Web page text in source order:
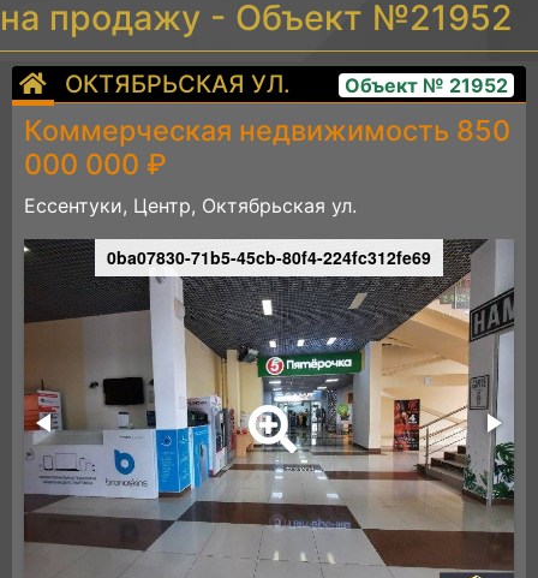
на продажу - Объект №21952
ОКТЯБРЬСКАЯ УЛ. Объект № 21952
Коммерческая недвижимость 850
000 000 ₽
Ессентуки, Центр, Октябрьская ул.
0ba07830-71b5-45cb-80f4-224fc312fe69